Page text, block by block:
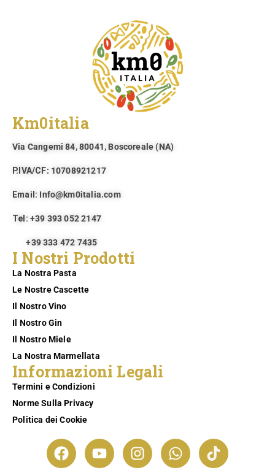
Km0italia
Via Cangemi 84, 80041, Boscoreale (NA)​
P.IVA/CF: 10708921217
Email: Info@km0italia.com
Tel: +39 393 052 2147
+39 333 472 7435
I Nostri Prodotti
La Nostra Pasta
Le Nostre Cascette
Il Nostro Vino
Il Nostro Gin
Il Nostro Miele
La Nostra Marmellata
Informazioni Legali
Termini e Condizioni
Norme Sulla Privacy
Politica dei Cookie